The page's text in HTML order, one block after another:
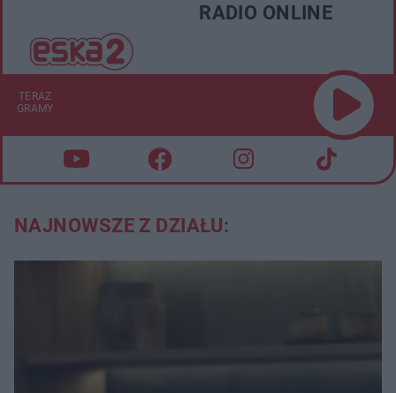
RADIO ONLINE
TERAZ
GRAMY
NAJNOWSZE Z DZIAŁU: